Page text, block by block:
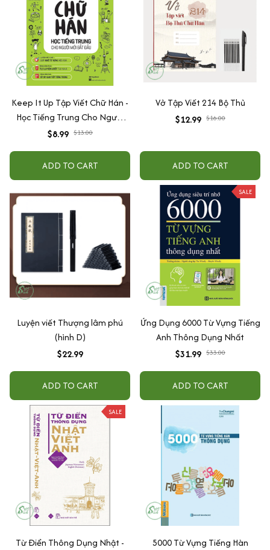
Keep It Up Tập Viết Chữ Hán -
Học Tiếng Trung Cho Người
Mới Bắt Đầu
$8.99 $13.00
ADD TO CART
Vở Tập Viết 214 Bộ Thủ
$12.99 $16.00
ADD TO CART
Luyện viết Thượng lâm phú
(hình D)
$22.99
ADD TO CART
SALE
Ứng Dụng 6000 Từ Vựng Tiếng
Anh Thông Dụng Nhất
$31.99 $33.00
ADD TO CART
SALE
Từ Điển Thông Dụng Nhật -
5000 Từ Vựng Tiếng Hàn